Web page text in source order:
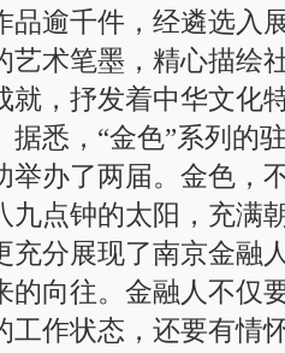
品逾千件，经遴选入
艺术笔墨，精心描绘
就，抒发着中华文化
据悉，“金色”系列的
举办了两届。金色，
九点钟的太阳，充满
充分展现了南京金融
的向往。金融人不仅
工作状态，还要有情